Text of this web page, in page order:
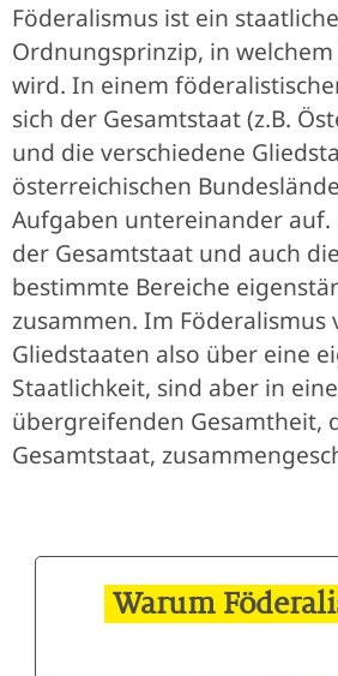
Föderalismus ist ein
Ordnungsprinzip, in
wird. In einem
sich der Gesamtstaat (z.B.
und die verschiedene
österreichischen
Aufgaben untereinander
der Gesamtstaat und auch
bestimmte Bereiche
zusammen. Im Föderalismus
Gliedstaaten also über eine
Staatlichkeit, sind aber in
übergreifenden Gesamtheit,
Gesamtstaat,
Warum